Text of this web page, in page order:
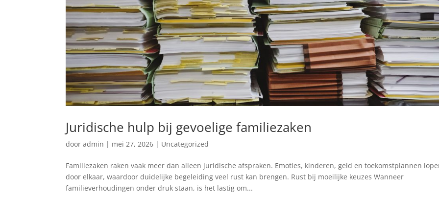
Juridische hulp bij gevoelige familiezaken
dooradmin | mei 27, 2026 | Uncategorized
Familiezaken raken vaak meer dan alleen juridische afspraken. Emoties, kinderen, geld en toekomstplannen
door elkaar, waardoor duidelijke begeleiding veel rust kan brengen. Rust bij moeilijke keuzes Wanneer
familieverhoudingen onder druk staan, is het lastig om...